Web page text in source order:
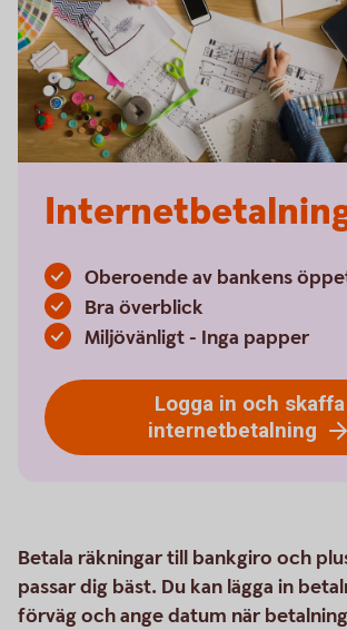
Oberoende av bankens
Bra överblick
Miljövänligt - Inga papper
Logga in och skaffa
internetbetalning
Betala räkningar till bankgiro och
passar dig bäst. Du kan lägga in
förväg och ange datum när